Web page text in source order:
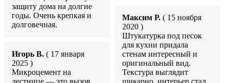
защиту дома на долгие
годы. Очень крепкая и
долговечная.
Игорь В. ( 17 января
2025 )
Микроцемент на
лестнице — это вызов
Максим Р. ( 15 ноября
2020 )
Штукатурка под песок
для кухни придала
стенам интересный и
оригинальный вид.
Текстура выглядит
шикарно, интерьер стал